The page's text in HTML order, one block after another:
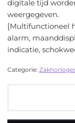
digitale tijd
weergegeven.
[Multifunctioneel
alarm,
indicatie,
Categorie: